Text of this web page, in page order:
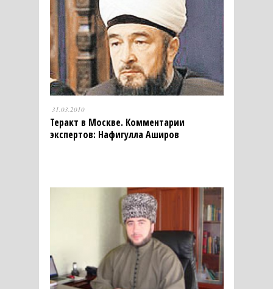
31.03.2010
Теракт в Москве. Комментарии
экспертов: Нафигулла Аширов